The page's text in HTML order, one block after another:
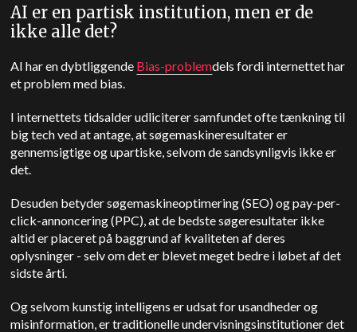
AI er en partisk institution, men er de
ikke alle det?
AI har en dybtliggende Bias-problemdels fordi internettet har
et problem med bias.
I internettets tidsalder udliciterer samfundet ofte tænkning til
big tech ved at antage, at søgemaskineresultater er
gennemsigtige og upartiske, selvom de sandsynligvis ikke er
det.
Desuden betyder søgemaskineoptimering (SEO) og pay-per-
click-annoncering (PPC), at de bedste søgeresultater ikke
altid er placeret på baggrund af kvaliteten af deres
oplysninger - selv om det er blevet meget bedre i løbet af det
sidste årti.
Og selvom kunstig intelligens er udsat for usandheder og
misinformation, er traditionelle undervisningsinstitutioner det